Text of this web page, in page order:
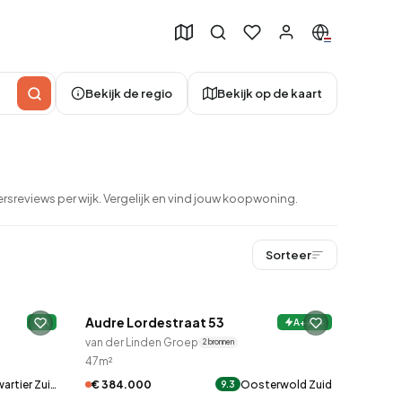
Bekijk de regio Bekijk op de kaart
per wijk. Vergelijk en vind jouw koopwoning.
Sorteer
A
Zui…
Audre Lordestraat 53 A++++
van der Linden Groep 2 bronnen
47m²
€ 384.000
9.3 Oosterwold Zuid